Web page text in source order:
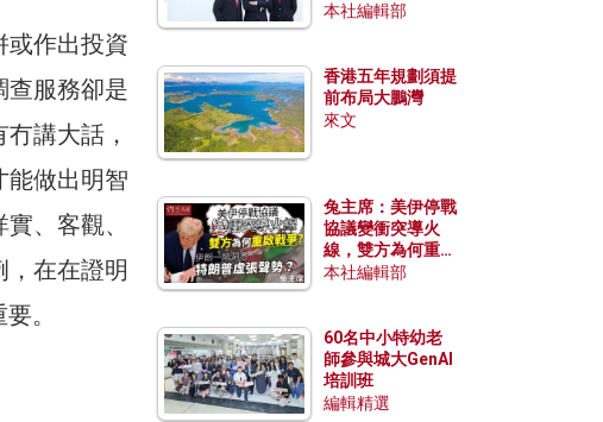
或作出投資
查服務卻是
講大話，
能做出明智
、客觀、
在在證明
。
本社編輯部
香港五年規劃須提
前布局大鵬灣
來文
兔主席：美伊停戰
協議變衝突導火
線，雙方為何重啟
戰爭？伊朗一早洞
本社編輯部
60名中小特幼老
師參與城大GenAI
培訓班
編輯精選